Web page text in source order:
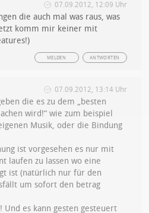
07.09.2012, 12:09 Uhr
die auch mal was raus, was
komm mir keiner mit
ANTWORTEN
MELDEN
07.09.2012, 13:14 Uhr
die es zu dem „besten
wird!“ wie zum beispiel
Musik, oder die Bindung
ist vorgesehen es nur mit
laufen zu lassen wo eine
ist (natürlich nur für den
um sofort den betrag
Und es kann gesten gesteuert